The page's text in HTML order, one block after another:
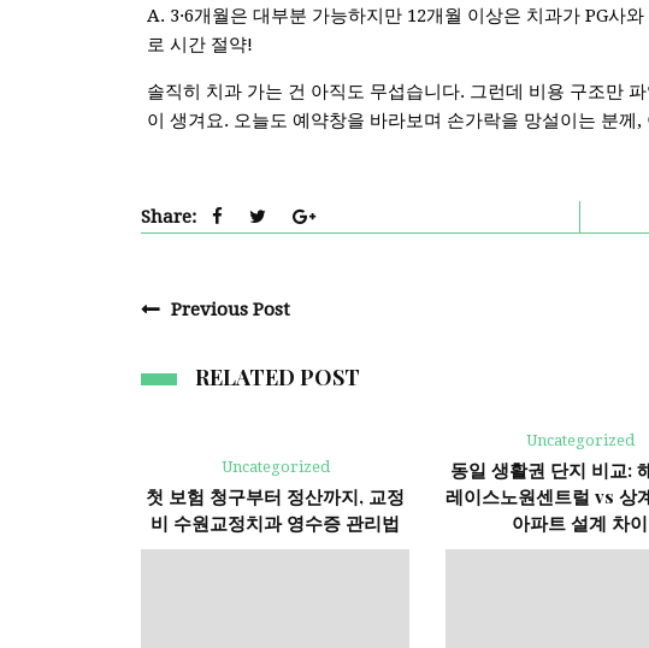
A. 3·6개월은 대부분 가능하지만 12개월 이상은 치과가 PG사
로 시간 절약!
솔직히 치과 가는 건 아직도 무섭습니다. 그런데 비용 구조만
이 생겨요. 오늘도 예약창을 바라보며 손가락을 망설이는 분께
Share:
Previous Post
RELATED POST
Uncategorized
첫 보험 청구부터 정산까지, 교정
비 수원교정치과 영수증 관리법
Uncategorized
동일 생활권 단지 비교:
레이스노원센트럴 vs 상
아파트 설계 차이